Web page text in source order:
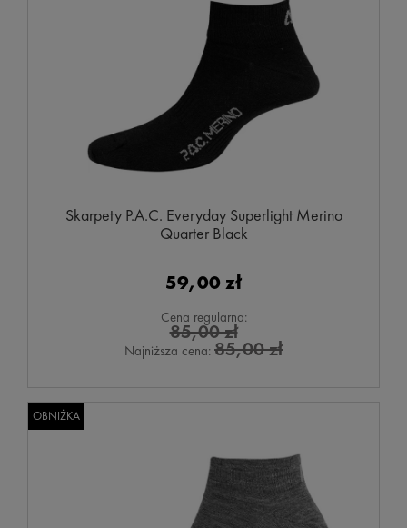
Skarpety P.A.C. Everyday Superlight Merino
Quarter Black
59,00 zł
Cena regularna:
85,00 zł
Najniższa cena: 85,00 zł
OBNIŻKA